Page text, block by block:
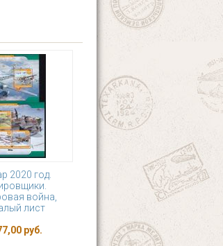
2020 год.
война,
лист
руб.